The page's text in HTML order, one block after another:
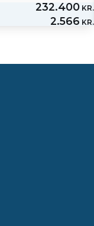
232.400 KR.
2.566 KR.